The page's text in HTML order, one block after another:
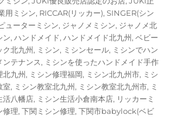
用ミシン, RICCAR(リッカー),SINGER(シン
ューターミシン, ジャノメミシン, ジャノメ北
ン,ハンドメイド,ハンドメイド北九州,ベビー
ク北九州, ミシン, ミシンセール, ミシンでハン
ンテナンス, ミシンを使ったハンドメイド手作
北九州, ミシン修理福岡, ミシン北九州市, ミシ
室, ミシン教室北九州, ミシン教室北九州市, ミ
活八幡店, ミシン生活小倉南本店, リッカーミ
修理,下関ミシン修理,下関市babylock(ベビ